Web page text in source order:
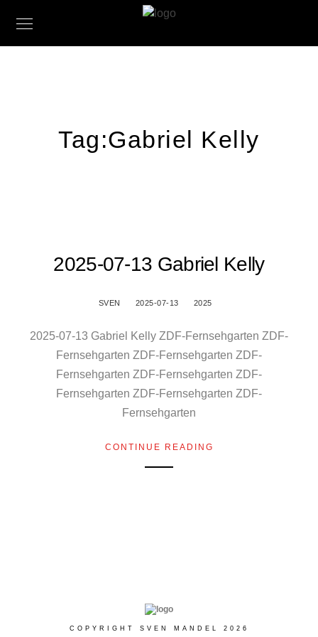
Tag:Gabriel Kelly
2025-07-13 Gabriel Kelly
SVEN 2025-07-13 2025
2025-07-13 Gabriel Kelly ZDF-Fernsehgarten ZDF-
Fernsehgarten ZDF-Fernsehgarten ZDF-
Fernsehgarten ZDF-Fernsehgarten ZDF-
Fernsehgarten ZDF-Fernsehgarten ZDF-
Fernsehgarten
CONTINUE READING
COPYRIGHT SVEN MANDEL 2026